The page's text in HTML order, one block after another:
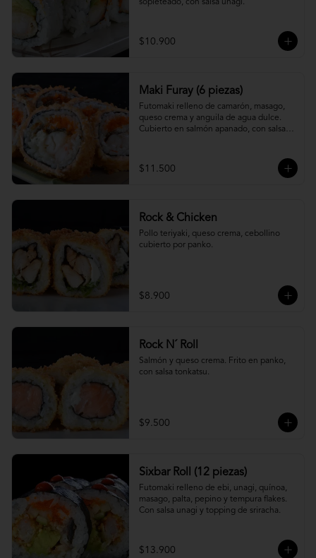
sopleteado, con salsa unagi.
$10.900
Maki Furay (6 piezas)
Futomaki relleno de camarón, masago,
queso crema y anguila de agua dulce.
Cubierto en salmón apanado, con salsa
$11.500
Rock & Chicken
Pollo teriyaki, queso crema, cebollino
cubierto por panko.
$8.900
Rock N´ Roll
Salmón y queso crema. Frito en panko,
con salsa tonkatsu.
$9.500
Sixbar Roll (12 piezas)
Futomaki relleno de ebi, unagi, quínoa,
masago, palta, pepino y tempura flakes.
Con salsa unagi y topping de sriracha.
$13.900